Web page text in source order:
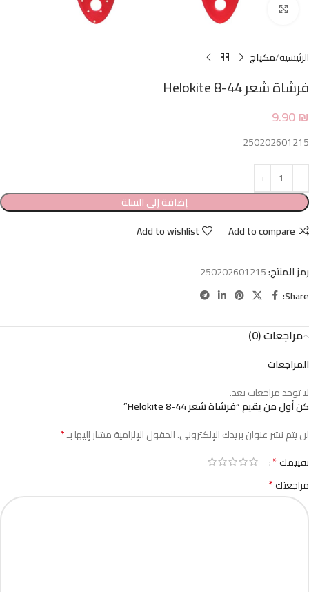
Click to enlarge
الرئيسية مكياج
فرشاة شعر 44-8 Helokite
9.90₪
250202601215
إضافة إلى السلة
Add to compare
Add to wishlist
رمز المنتج:250202601215
Share:
مراجعات (0)
المراجعات
لا توجد مراجعات بعد.
كن أول من يقيم “فرشاة شعر 44-8 Helokite”
لن يتم نشر عنوان بريدك الإلكتروني.الحقول الإلزامية مشار إليها بـ*
تقييمك*
مراجعتك*